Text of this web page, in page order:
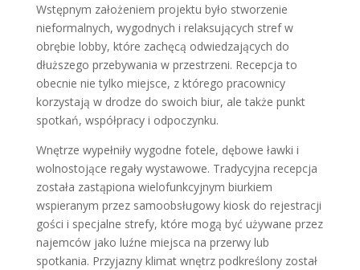
Wstępnym założeniem projektu było stworzenie
nieformalnych, wygodnych i relaksujących stref w
obrębie lobby, które zachęcą odwiedzających do
dłuższego przebywania w przestrzeni. Recepcja to
obecnie nie tylko miejsce, z którego pracownicy
korzystają w drodze do swoich biur, ale także punkt
spotkań, współpracy i odpoczynku.
Wnętrze wypełniły wygodne fotele, dębowe ławki i
wolnostojące regały wystawowe. Tradycyjna recepcja
została zastąpiona wielofunkcyjnym biurkiem
wspieranym przez samoobsługowy kiosk do rejestracji
gości i specjalne strefy, które mogą być używane przez
najemców jako luźne miejsca na przerwy lub
spotkania. Przyjazny klimat wnętrz podkreślony został